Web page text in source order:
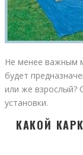
Не менее важным
будет
или же взрослый?
установки.
КАКОЙ